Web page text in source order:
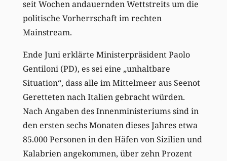
seit Wochen andauernden Wettstreits um die
politische Vorherrschaft im rechten
Mainstream.
Ende Juni erklärte Ministerpräsident Paolo
Gentiloni (PD), es sei eine „unhaltbare
Situation“, dass alle im Mittelmeer aus Seenot
Geretteten nach Italien gebracht würden.
Nach Angaben des Innenministeriums sind in
den ersten sechs Monaten dieses Jahres etwa
85.000 Personen in den Häfen von Sizilien und
Kalabrien angekommen, über zehn Prozent